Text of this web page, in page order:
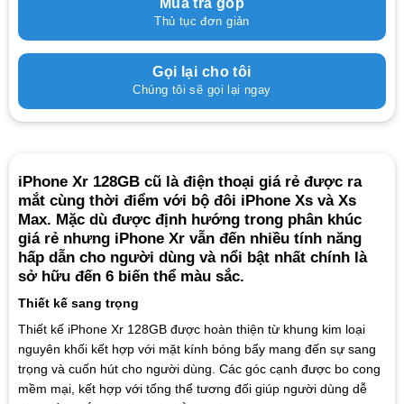
iPhone Xr 128GB cũ là điện thoại giá rẻ được ra
mắt cùng thời điểm với bộ đôi iPhone Xs và Xs
Max. Mặc dù được định hướng trong phân khúc
giá rẻ nhưng iPhone Xr vẫn đến nhiều tính năng
hấp dẫn cho người dùng và nổi bật nhất chính là
sở hữu đến 6 biến thể màu sắc.
Thiết kế sang trọng
Thiết kế iPhone Xr 128GB được hoàn thiện từ khung kim loại
nguyên khối kết hợp với mặt kính bóng bẩy mang đến sự sang
trọng và cuốn hút cho người dùng. Các góc cạnh được bo cong
mềm mại, kết hợp với tổng thể tương đối giúp người dùng dễ
Mua trả góp
Thủ tục đơn giản
Gọi lại cho tôi
Chúng tôi sẽ gọi lại ngay